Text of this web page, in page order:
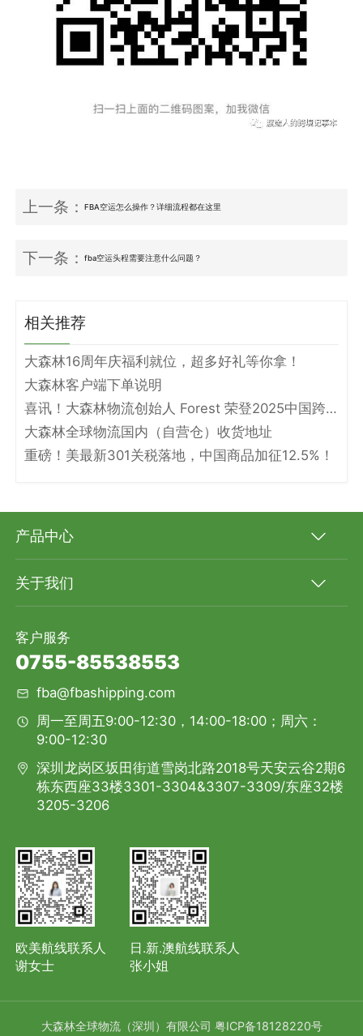
上一条：FBA空运怎么操作？详细流程都在这里
下一条：fba空运头程需要注意什么问题？
相关推荐
大森林16周年庆福利就位，超多好礼等你拿！
大森林客户端下单说明
喜讯！大森林物流创始人 Forest 荣登2025中国跨境电商物流名人堂！
大森林全球物流国内（自营仓）收货地址
重磅！美最新301关税落地，中国商品加征12.5%！
产品中心
关于我们
客户服务
0755-85538553
fba@fbashipping.com
周一至周五9:00-12:30，14:00-18:00；周六：
9:00-12:30
深圳龙岗区坂田街道雪岗北路2018号天安云谷2期6
栋东西座33楼3301-3304&3307-3309/东座32楼
3205-3206
欧美航线联系人
谢女士
日.新.澳航线联系人
张小姐
大森林全球物流（深圳）有限公司 粤ICP备18128220号